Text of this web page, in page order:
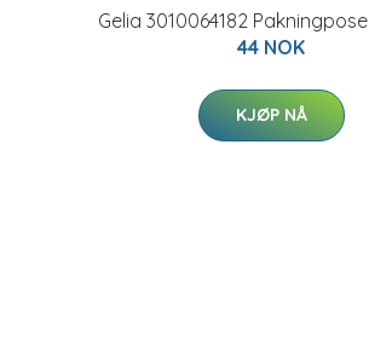
Gelia 3010064182
44 NOK
KJØP NÅ